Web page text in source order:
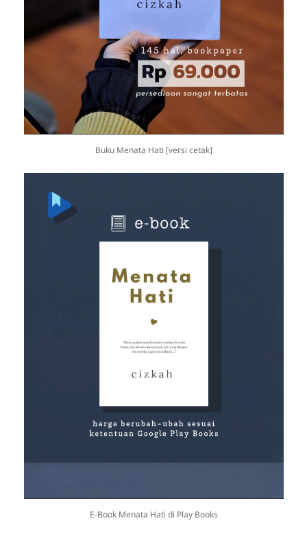
Buku Menata Hati [versi cetak]
E-Book Menata Hati di Play Books